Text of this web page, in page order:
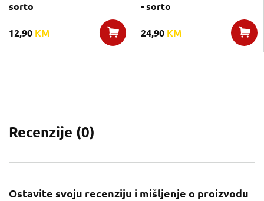
sorto
12,90 KM
- sorto
24,90 KM
Recenzije (0)
Ostavite svoju recenziju i mišljenje o proizvodu